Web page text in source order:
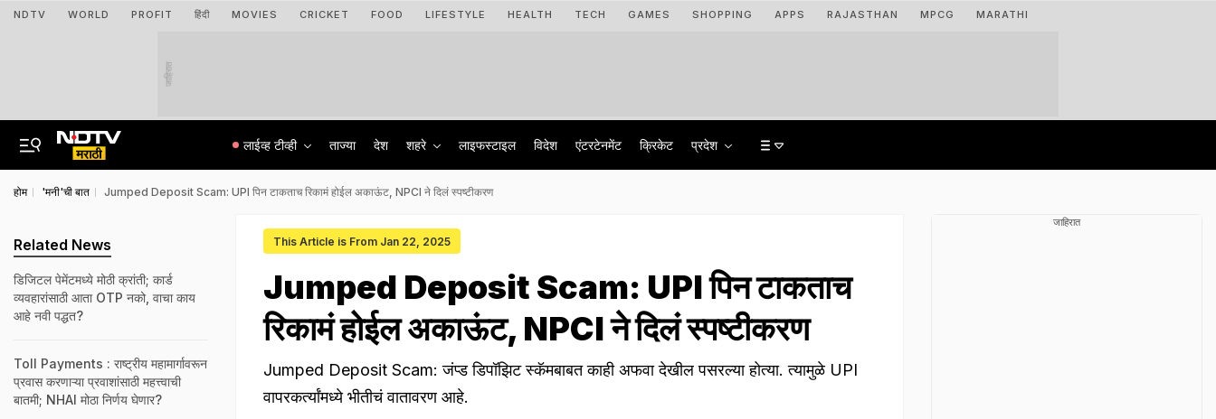
NDTV WORLD PROFIT हिंदी MOVIES CRICKET FOOD LIFESTYLE HEALTH TECH GAMES SHOPPING APPS RAJASTHAN MPCG MARATHI
जाहिरात
लाईव्ह टीव्ही ताज्या देश शहरे लाइफस्टाइल विदेश एंटरटेनमेंट क्रिकेट प्रदेश
होम 'मनी'ची बात Jumped Deposit Scam: UPI पिन टाकताच रिकामं होईल अकाऊंट, NPCI ने दिलं स्पष्टीकरण
This Article is From Jan 22, 2025
Jumped Deposit Scam: UPI पिन टाकताच
रिकामं होईल अकाऊंट, NPCI ने दिलं स्पष्टीकरण
Jumped Deposit Scam: जंप्ड डिपॉझिट स्कॅमबाबत काही अफवा देखील पसरल्या होत्या. त्यामुळे UPI
वापरकर्त्यांमध्ये भीतीचं वातावरण आहे.
Related News
डिजिटल पेमेंटमध्ये मोठी क्रांती; कार्ड
व्यवहारांसाठी आता OTP नको, वाचा काय
आहे नवी पद्धत?
Toll Payments : राष्ट्रीय महामार्गावरून
प्रवास करणाऱ्या प्रवाशांसाठी महत्त्वाची
बातमी; NHAI मोठा निर्णय घेणार?
जाहिरात